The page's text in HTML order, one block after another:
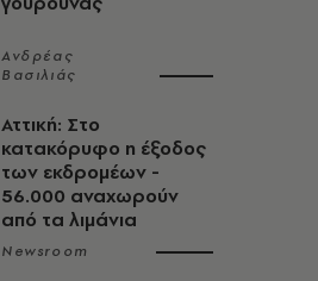
Ανδρέας
Βασιλιάς
Αττική: Στο
κατακόρυφο η έξοδος
των εκδρομέων -
56.000 αναχωρούν
από τα λιμάνια
Newsroom